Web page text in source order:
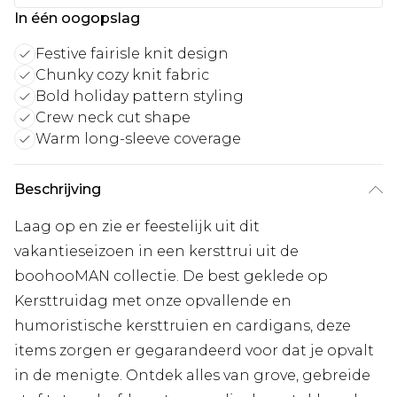
In één oogopslag
Festive fairisle knit design
Chunky cozy knit fabric
Bold holiday pattern styling
Crew neck cut shape
Warm long-sleeve coverage
Beschrijving
Laag op en zie er feestelijk uit dit
vakantieseizoen in een kersttrui uit de
boohooMAN collectie. De best geklede op
Kersttruidag met onze opvallende en
humoristische kersttruien en cardigans, deze
items zorgen er gegarandeerd voor dat je opvalt
in de menigte. Ontdek alles van grove, gebreide